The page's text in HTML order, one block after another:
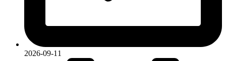
2026-09-11